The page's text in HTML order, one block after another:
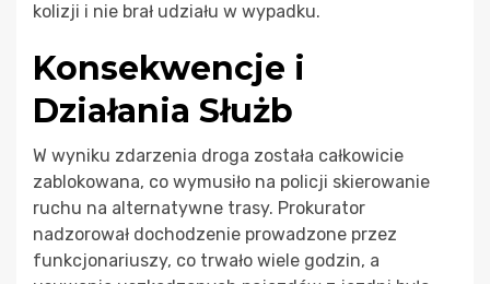
kolizji i nie brał udziału w wypadku.
Konsekwencje i
Działania Służb
W wyniku zdarzenia droga została całkowicie
zablokowana, co wymusiło na policji skierowanie
ruchu na alternatywne trasy. Prokurator
nadzorował dochodzenie prowadzone przez
funkcjonariuszy, co trwało wiele godzin, a